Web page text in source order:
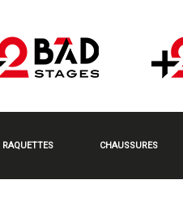
RAQUETTES CHAUSSURES